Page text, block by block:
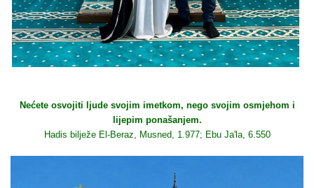
Nećete osvojiti ljude svojim imetkom, nego svojim osmjehom i
lijepim ponašanjem.
Hadis bilježe El-Beraz, Musned, 1.977; Ebu Ja'la, 6.550